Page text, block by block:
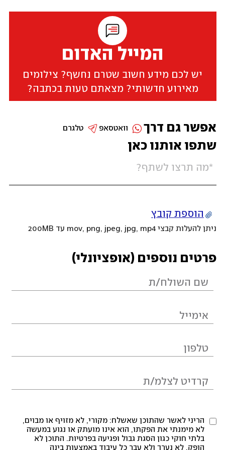
המייל האדום
יש לכם מידע חשוב שטרם נחשף? צילומים
מאירוע חדשותי? מצאתם טעות בכתבה?
שתפו אותנו כאן
הוספת קובץ
ניתן להעלות קבצי mov, png, jpeg, jpg, mp4 עד 200MB
פרטים נוספים (אופציונלי)
הריני לאשר שהתוכן שאשלח: מקורי, לא מזויף או מבוים,
לא מימנתי את הפקתו, הוא אינו מועתק או נגוע במעשה
בלתי חוקי כגון הסגת גבול ופגיעה בפרטיות. התוכן לא
הופק, לא נערך ולא עבר כל עיבוד באמצעות בינה
אפשר גם דרך טלגרם וואטסאפ